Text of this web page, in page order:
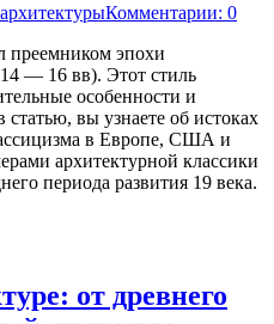
Комментарии: 0
преемником эпохи
— 16 вв). Этот стиль
особенности и
вы узнаете об истоках
в Европе, США и
архитектурной классики
периода развития 19 века.
от древнего